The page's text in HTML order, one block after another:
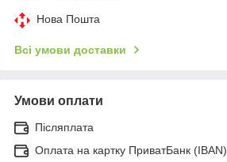
Нова Пошта
Всі умови доставки
Умови оплати
Післяплата
Оплата на картку ПриватБанк (IBAN)